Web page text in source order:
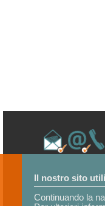
Il nostro sito
Continuando la